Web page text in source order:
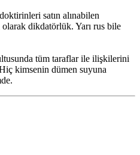
satın alınabilen
dikdatörlük. Yarı rus bile
tüm taraflar ile ilişkilerini
kimsenin dümen suyuna